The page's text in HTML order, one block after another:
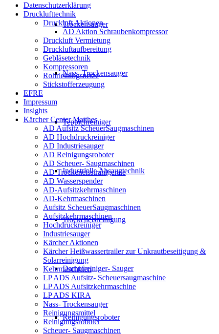
Trockensauger
Nass- Trockensauger
Teppichreiniger
Industrielle Absaugtechnik
Trockeneisreinigung
Dampfreiniger- Sauger
Reinigungsroboter
Datenschutzerklärung
Drucklufttechnik
Druckluft Aktionen
AD Aktion Schraubenkompressor
Druckluft Vermietung
Druckluftaufbereitung
Gebläsetechnik
Kompressoren
Rohrleitungsnetze
Stickstofferzeugung
EFRE
Impressum
Insights
Kärcher Center Matthes
AD Aufsitz ScheuerSaugmaschinen
AD Hochdruckreiniger
AD Industriesauger
AD Reinigungsroboter
AD Scheuer- Saugmaschinen
AD Trockeneisstrahlgeräte
AD Wasserspender
AD-Aufsitzkehrmaschinen
AD-Kehrmaschinen
Aufsitz ScheuerSaugmaschinen
Aufsitzkehrmaschinen
Hochdruckreiniger
Industriesauger
Kärcher Aktionen
Kärcher Heißwassertrailer zur Unkrautbeseitigung &
Solarreinigung
Kehrmaschinen
LP ADS Aufsitz- Scheuersaugmaschine
LP ADS Aufsitzkehrmaschine
LP ADS KIRA
Nass- Trockensauger
Reinigungsmittel
Reinigungsroboter
Scheuer- Saugmaschinen